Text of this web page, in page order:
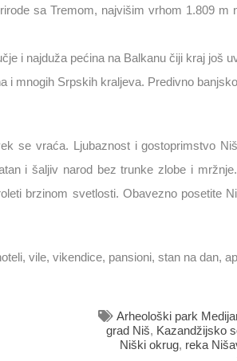
sa Tremom, najvišim vrhom 1.809 m
i najduža pećina na Balkanu čiji kraj još
i mnogih Srpskih kraljeva. Predivno
se vraća. Ljubaznost i gostoprimstvo
i šaljiv narod bez trunke zlobe i
brzinom svetlosti. Obavezno posetite
vile, vikendice, pansioni, stan na dan,
Arheološki park
grad Niš, Kazandžijsko
Niški okrug, reka